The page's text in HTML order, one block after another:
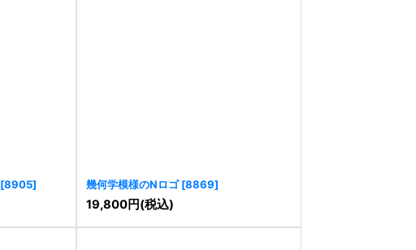
[8905] 幾何学模様のNロゴ [8869]
19,800円(税込)